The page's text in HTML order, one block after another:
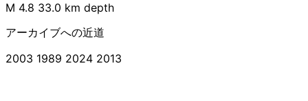
M 4.8 33.0 km depth
アーカイブへの近道
2003 1989 2024 2013